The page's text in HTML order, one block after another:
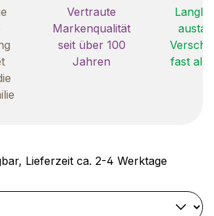
Vertraute
Markenqualität
seit über 100
Jahren
fast
Lieferzeit ca. 2-4 Werktage